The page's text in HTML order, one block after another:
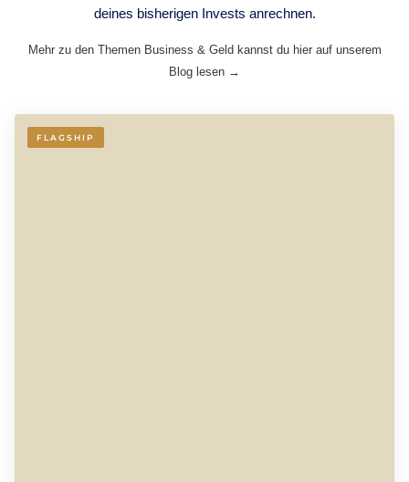
deines bisherigen Invests anrechnen.
Mehr zu den Themen Business & Geld kannst du hier auf unserem
Blog lesen →
FLAGSHIP